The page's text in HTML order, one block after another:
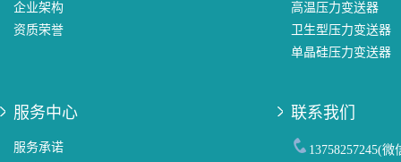
企业架构
资质荣誉
高温压力变送器
卫生型压力变送器
单晶硅压力变送器
服务中心
服务承诺
联系我们
13758257245(微